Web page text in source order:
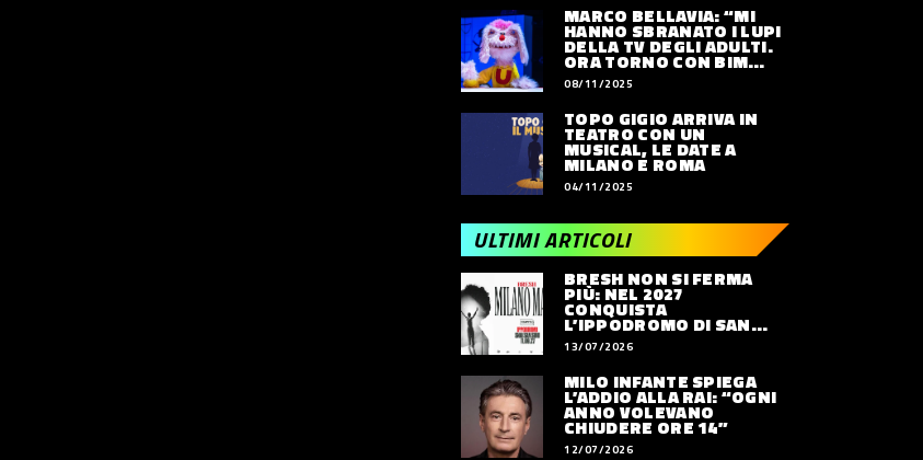
MARCO BELLAVIA: “MI
HANNO SBRANATO I LUPI
DELLA TV DEGLI ADULTI.
ORA TORNO CON BIM
BUM BAM PARTY”
08/11/2025
TOPO GIGIO ARRIVA IN
TEATRO CON UN
MUSICAL, LE DATE A
MILANO E ROMA
04/11/2025
ULTIMI ARTICOLI
BRESH NON SI FERMA
PIÙ: NEL 2027
CONQUISTA
L’IPPODROMO DI SAN
SIRO CON “MILANO
MAREA”
13/07/2026
MILO INFANTE SPIEGA
L’ADDIO ALLA RAI: “OGNI
ANNO VOLEVANO
CHIUDERE ORE 14”
12/07/2026